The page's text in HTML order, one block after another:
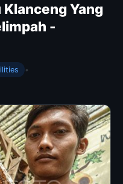
Klanceng Yang
-
•